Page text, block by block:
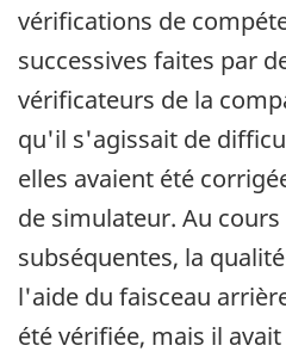
vérifications de
successives faites par
vérificateurs de la
qu'il s'agissait de
elles avaient été
de simulateur. Au cours
subséquentes, la
l'aide du faisceau
été vérifiée, mais il